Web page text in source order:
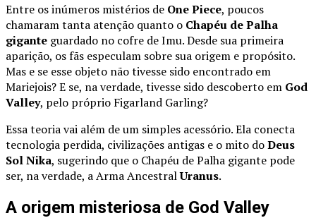
Entre os inúmeros mistérios de One Piece, poucos
chamaram tanta atenção quanto o Chapéu de Palha
gigante guardado no cofre de Imu. Desde sua primeira
aparição, os fãs especulam sobre sua origem e propósito.
Mas e se esse objeto não tivesse sido encontrado em
Mariejois? E se, na verdade, tivesse sido descoberto em God
Valley, pelo próprio Figarland Garling?
Essa teoria vai além de um simples acessório. Ela conecta
tecnologia perdida, civilizações antigas e o mito doDeus
Sol Nika, sugerindo que o Chapéu de Palha gigante pode
ser, na verdade, a Arma AncestralUranus.
A origem misteriosa de God Valley